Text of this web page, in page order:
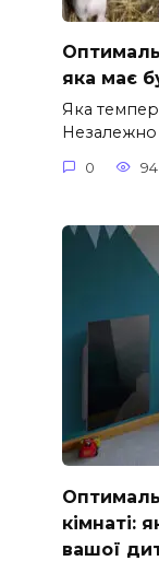
яка має
Яка
Незалежно
0 94
кімнаті:
вашої